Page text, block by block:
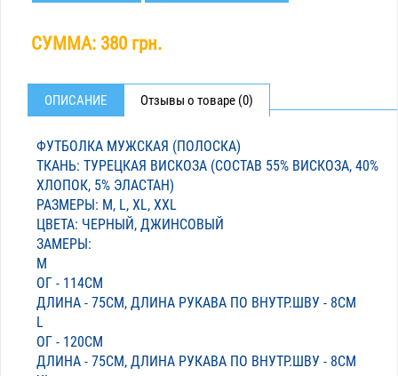
СУММА: 380 грн.
ОПИСАНИЕ Отзывы о товаре (0)
ФУТБОЛКА МУЖСКАЯ (ПОЛОСКА)
ТКАНЬ: ТУРЕЦКАЯ ВИСКОЗА (СОСТАВ 55% ВИСКОЗА, 40%
ХЛОПОК, 5% ЭЛАСТАН)
РАЗМЕРЫ: M, L, XL, XXL
ЦВЕТА: ЧЕРНЫЙ, ДЖИНСОВЫЙ
ЗАМЕРЫ:
M
ОГ - 114СМ
ДЛИНА - 75СМ, ДЛИНА РУКАВА ПО ВНУТР.ШВУ - 8СМ
L
ОГ - 120СМ
ДЛИНА - 75СМ, ДЛИНА РУКАВА ПО ВНУТР.ШВУ - 8СМ